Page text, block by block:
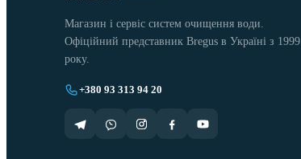
Магазин і сервіс систем очищення води.
Офіційний представник Bregus в Україні з 1999
року.
+380 93 313 94 20